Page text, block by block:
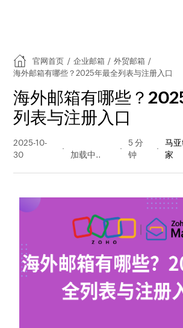
官网首页 / 企业邮箱 / 外贸邮箱 /
海外邮箱有哪些？2025年最全列表与注册入口
海外邮箱有哪些？
列表与注册入口
2025-10-
30
量
5 分
钟
马
家